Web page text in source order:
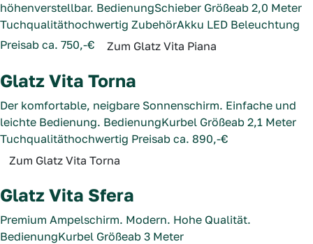
höhenverstellbar. BedienungSchieber Größeab 2,0 Meter
Tuchqualitäthochwertig ZubehörAkku LED Beleuchtung
Preisab ca. 750,-€ Zum Glatz Vita Piana
Glatz Vita Torna
Der komfortable, neigbare Sonnenschirm. Einfache und
leichte Bedienung. BedienungKurbel Größeab 2,1 Meter
Tuchqualitäthochwertig Preisab ca. 890,-€
Zum Glatz Vita Torna
Glatz Vita Sfera
Premium Ampelschirm. Modern. Hohe Qualität.
BedienungKurbel Größeab 3 Meter